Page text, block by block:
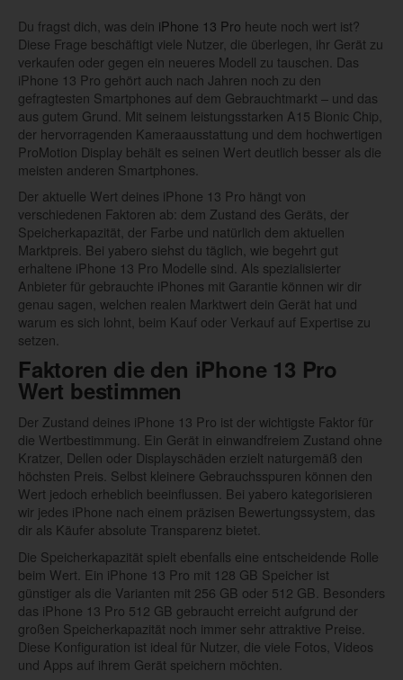
Du fragst dich, was dein iPhone 13 Pro heute noch wert ist?
Diese Frage beschäftigt viele Nutzer, die überlegen, ihr Gerät zu
verkaufen oder gegen ein neueres Modell zu tauschen. Das
iPhone 13 Pro gehört auch nach Jahren noch zu den
gefragtesten Smartphones auf dem Gebrauchtmarkt – und das
aus gutem Grund. Mit seinem leistungsstarken A15 Bionic Chip,
der hervorragenden Kameraausstattung und dem hochwertigen
ProMotion Display behält es seinen Wert deutlich besser als die
meisten anderen Smartphones.
Der aktuelle Wert deines iPhone 13 Pro hängt von
verschiedenen Faktoren ab: dem Zustand des Geräts, der
Speicherkapazität, der Farbe und natürlich dem aktuellen
Marktpreis. Bei yabero siehst du täglich, wie begehrt gut
erhaltene iPhone 13 Pro Modelle sind. Als spezialisierter
Anbieter für gebrauchte iPhones mit Garantie können wir dir
genau sagen, welchen realen Marktwert dein Gerät hat und
warum es sich lohnt, beim Kauf oder Verkauf auf Expertise zu
setzen.
Faktoren die den iPhone 13 Pro
Wert bestimmen
Der Zustand deines iPhone 13 Pro ist der wichtigste Faktor für
die Wertbestimmung. Ein Gerät in einwandfreiem Zustand ohne
Kratzer, Dellen oder Displayschäden erzielt naturgemäß den
höchsten Preis. Selbst kleinere Gebrauchsspuren können den
Wert jedoch erheblich beeinflussen. Bei yabero kategorisieren
wir jedes iPhone nach einem präzisen Bewertungssystem, das
dir als Käufer absolute Transparenz bietet.
Die Speicherkapazität spielt ebenfalls eine entscheidende Rolle
beim Wert. Ein iPhone 13 Pro mit 128 GB Speicher ist
günstiger als die Varianten mit 256 GB oder 512 GB. Besonders
das iPhone 13 Pro 512 GB gebraucht erreicht aufgrund der
großen Speicherkapazität noch immer sehr attraktive Preise.
Diese Konfiguration ist ideal für Nutzer, die viele Fotos, Videos
und Apps auf ihrem Gerät speichern möchten.